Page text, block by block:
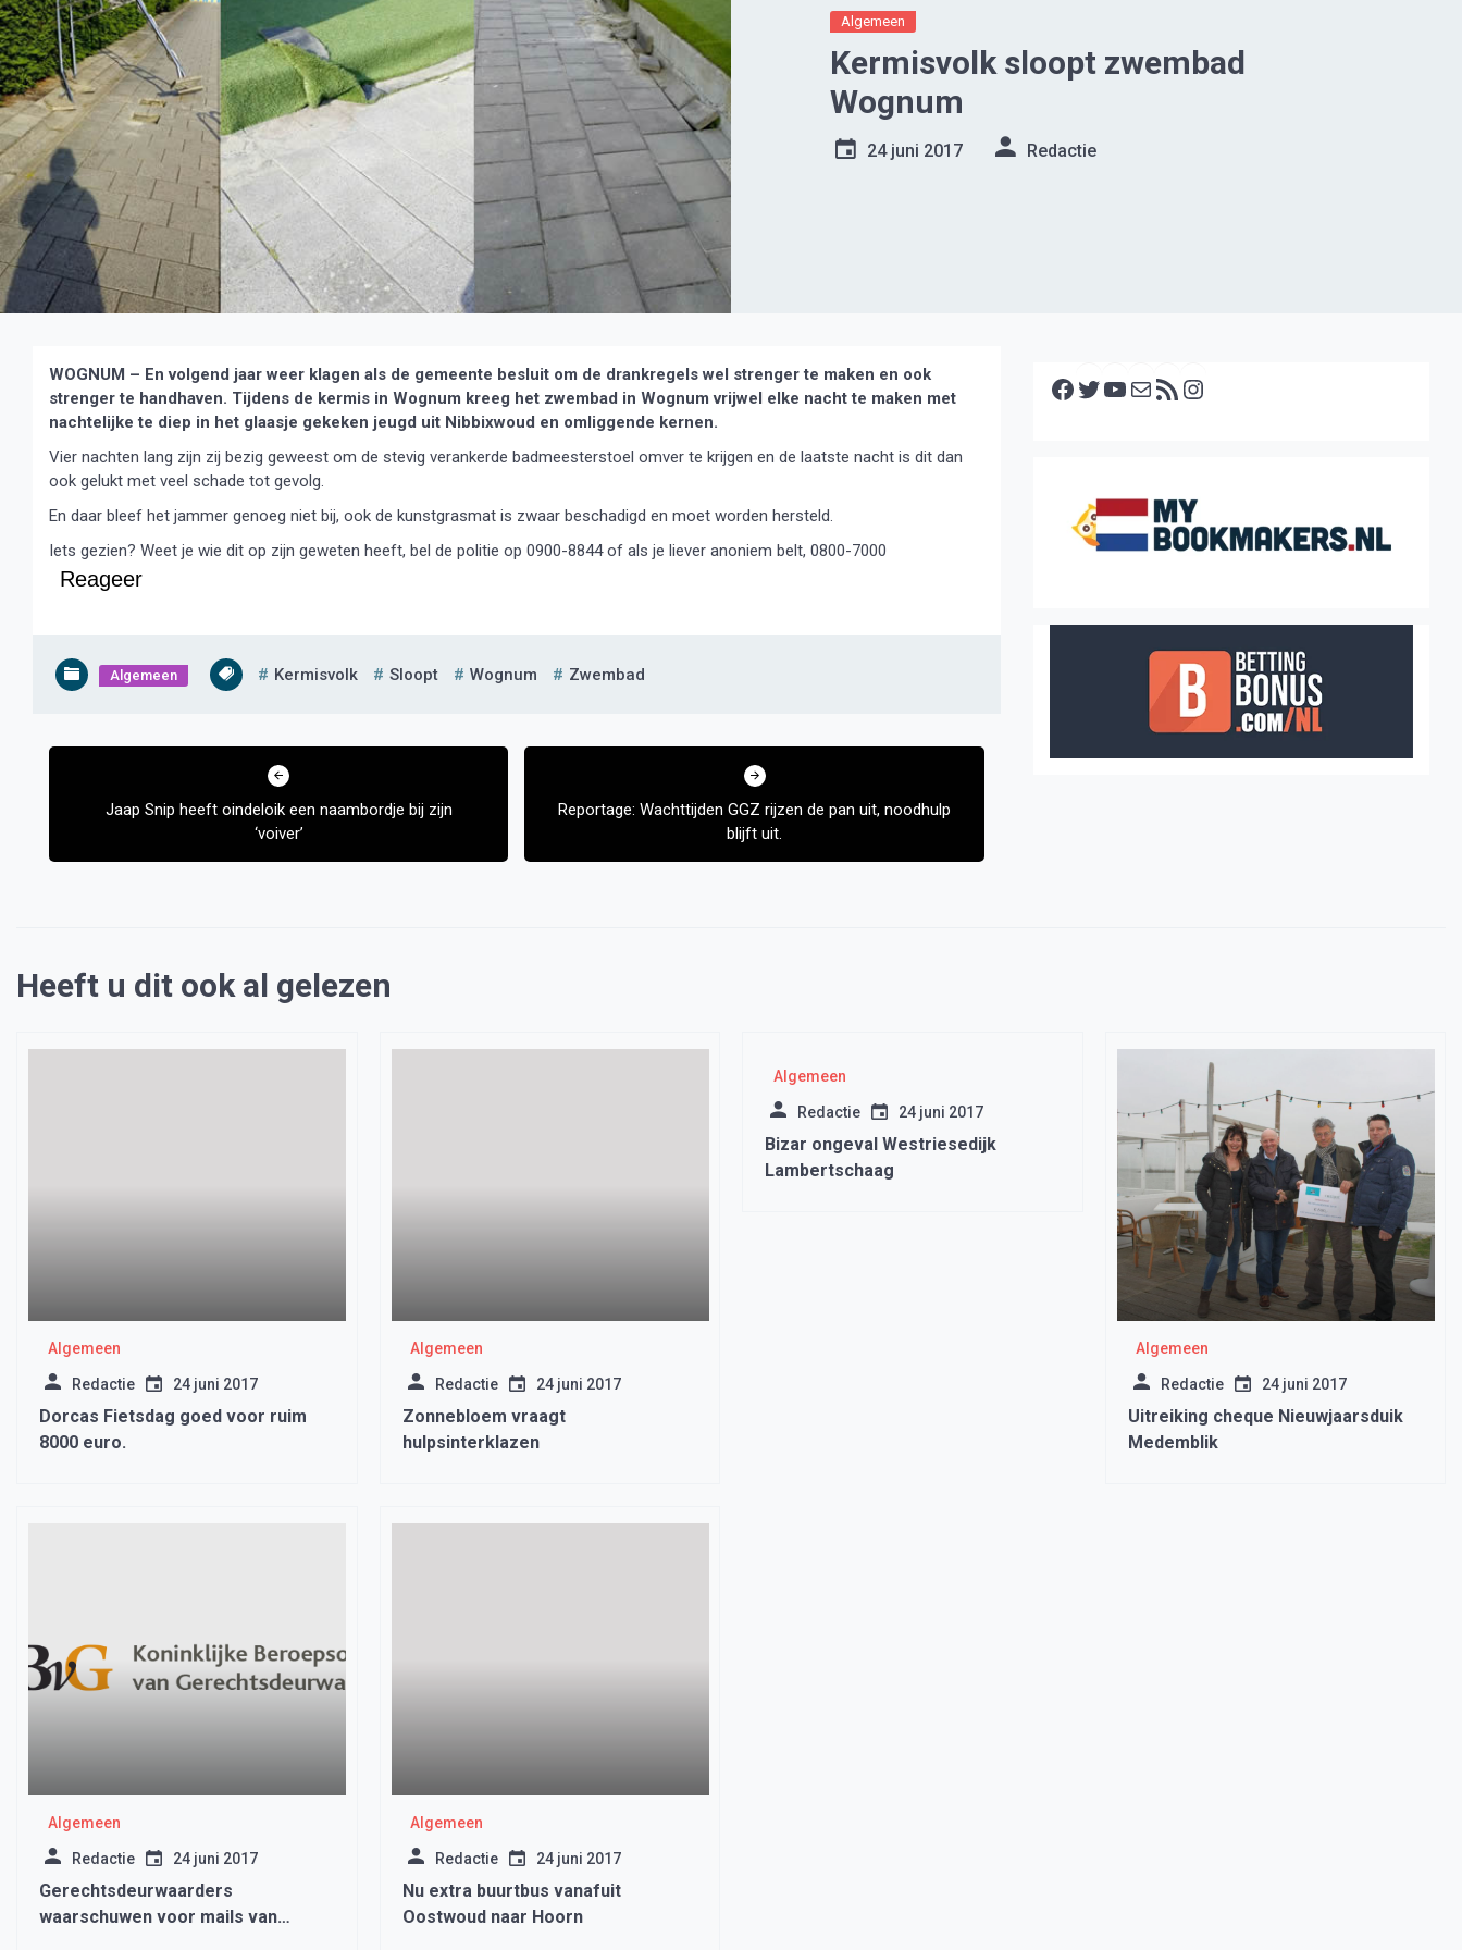
Algemeen
Kermisvolk sloopt zwembad
Wognum
24 juni 2017 Redactie
WOGNUM – En volgend jaar weer klagen als de gemeente besluit om de drankregels wel strenger te maken en ook
strenger te handhaven. Tijdens de kermis in Wognum kreeg het zwembad in Wognum vrijwel elke nacht te maken met
nachtelijke te diep in het glaasje gekeken jeugd uit Nibbixwoud en omliggende kernen.
Vier nachten lang zijn zij bezig geweest om de stevig verankerde badmeesterstoel omver te krijgen en de laatste nacht is dit dan
ook gelukt met veel schade tot gevolg.
En daar bleef het jammer genoeg niet bij, ook de kunstgrasmat is zwaar beschadigd en moet worden hersteld.
Iets gezien? Weet je wie dit op zijn geweten heeft, bel de politie op 0900-8844 of als je liever anoniem belt, 0800-7000
Reageer
Algemeen Kermisvolk Sloopt Wognum Zwembad
Bericht
Jaap Snip heeft oindeloik een naambordje bij zijn
‘voiver’
Reportage: Wachttijden GGZ rijzen de pan uit, noodhulp
blijft uit.
Facebook Twitter YouTube E-mail RSS feed
Heeft u dit ook al gelezen
Algemeen
Redactie 24 juni 2017
Dorcas Fietsdag goed voor ruim
8000 euro.
Algemeen
Redactie 24 juni 2017
Zonnebloem vraagt
hulpsinterklazen
Algemeen
Redactie 24 juni 2017
Bizar ongeval Westriesedijk
Lambertschaag
Algemeen
Redactie 24 juni 2017
Uitreiking cheque Nieuwjaarsduik
Medemblik
Algemeen
Redactie 24 juni 2017
Gerechtsdeurwaarders
waarschuwen voor mails van
Algemeen
Redactie 24 juni 2017
Nu extra buurtbus vanafuit
Oostwoud naar Hoorn